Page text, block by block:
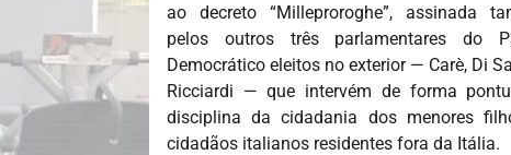
ao decreto “Milleproroghe”, assinada
pelos outros três parlamentares do
Democrático eleitos no exterior — Carè, Di
Ricciardi — que intervém de forma
disciplina da cidadania dos menores
cidadãos italianos residentes fora da Itália.